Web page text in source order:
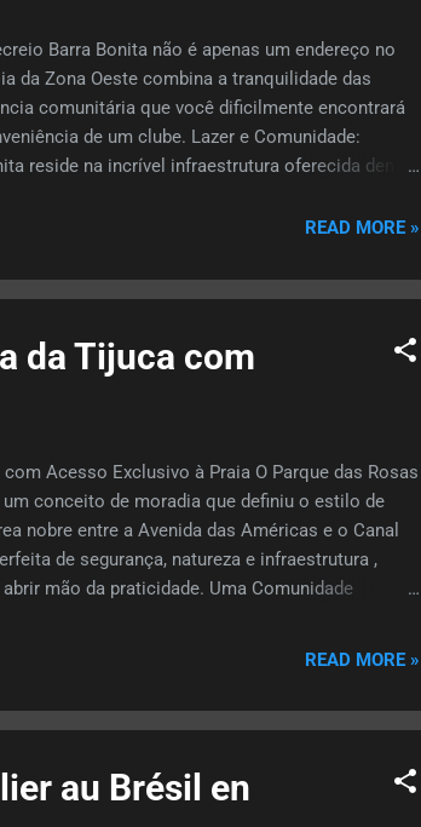
Barra Bonita não é apenas um endereço no
da Zona Oeste combina a tranquilidade das
comunitária que você dificilmente encontrará
de um clube. Lazer e Comunidade:
reside na incrível infraestrutura oferecida dentro
Jitsu, Futebol, Pilates, Funcional e recreação
READ MORE »
da Tijuca com
Acesso Exclusivo à Praia O Parque das Rosas
conceito de moradia que definiu o estilo de
nobre entre a Avenida das Américas e o Canal
de segurança, natureza e infraestrutura ,
mão da praticidade. Uma Comunidade
A característica mais marcante da região é
READ MORE »
au Brésil en